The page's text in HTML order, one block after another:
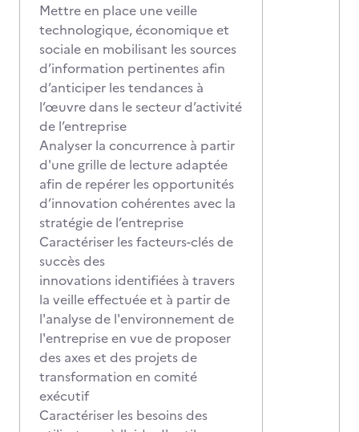
Mettre en place une veille
technologique, économique et
sociale en mobilisant les sources
d’information pertinentes afin
d’anticiper les tendances à
l’œuvre dans le secteur d’activité
de l’entreprise
Analyser la concurrence à partir
d'une grille de lecture adaptée
afin de repérer les opportunités
d’innovation cohérentes avec la
stratégie de l’entreprise
Caractériser les facteurs-clés de
succès des
innovations identifiées à travers
la veille effectuée et à partir de
l'analyse de l'environnement de
l'entreprise en vue de proposer
des axes et des projets de
transformation en comité
exécutif
Caractériser les besoins des